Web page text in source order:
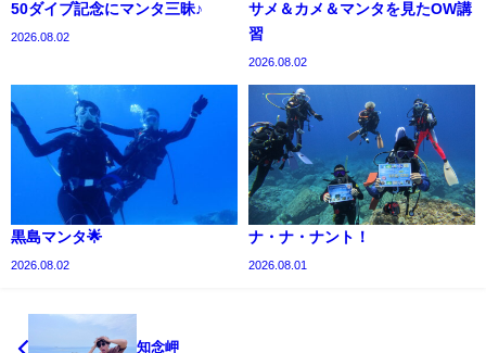
50ダイブ記念にマンタ三昧♪
2026.08.02
サメ＆カメ＆マンタを見たOW講
習
2026.08.02
黒島マンタ🌟
2026.08.02
ナ・ナ・ナント！
2026.08.01
知念岬